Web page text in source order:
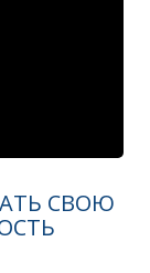
СВОЮ